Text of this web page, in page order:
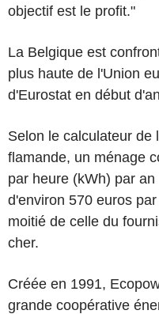
objectif est le profit."
La Belgique est
plus haute de l'Union
d'Eurostat en début
Selon le calculateur de
flamande, un ménage
par heure (kWh) par
d'environ 570 euros
moitié de celle du
cher.
Créée en 1991,
grande coopérative